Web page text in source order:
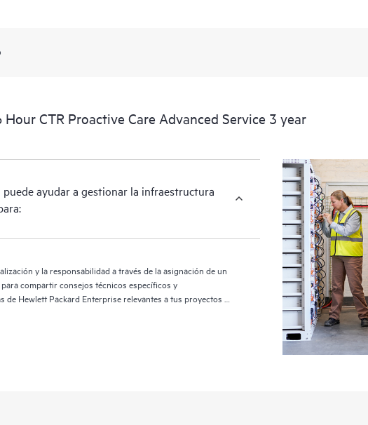
Hour CTR Proactive Care Advanced Service 3 year
ayudar a gestionar la infraestructura
y la responsabilidad a través de la asignación de un
compartir consejos técnicos específicos y
Hewlett Packard Enterprise relevantes a tus proyectos y